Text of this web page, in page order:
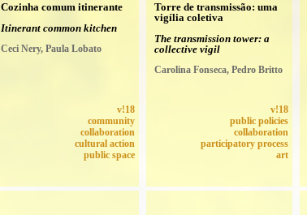
Cozinha comum itinerante
Itinerant common kitchen
Ceci Nery, Paula Lobato
v!18
community
collaboration
cultural action
public space
Torre de transmissão: uma
vigília coletiva
The transmission tower: a
collective vigil
Carolina Fonseca, Pedro Britto
v!18
public policies
collaboration
participatory process
art